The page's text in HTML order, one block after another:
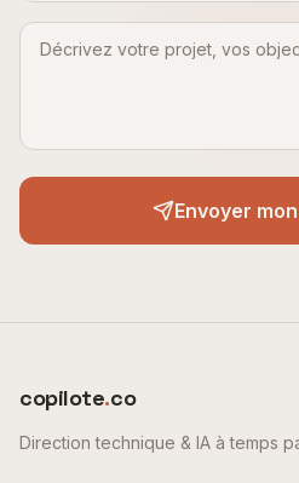
Envoyer
copilote.co
Direction technique & IA à temps